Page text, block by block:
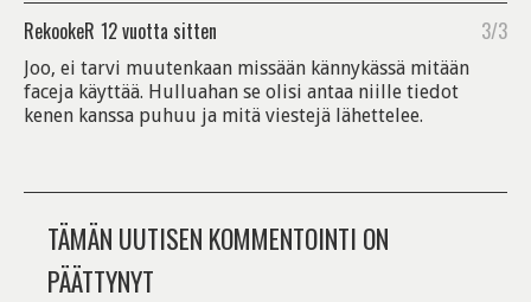
RekookeR 12 vuotta sitten 3/3
Joo, ei tarvi muutenkaan missään kännykässä mitään
faceja käyttää. Hulluahan se olisi antaa niille tiedot
kenen kanssa puhuu ja mitä viestejä lähettelee.
TÄMÄN UUTISEN KOMMENTOINTI ON
PÄÄTTYNYT